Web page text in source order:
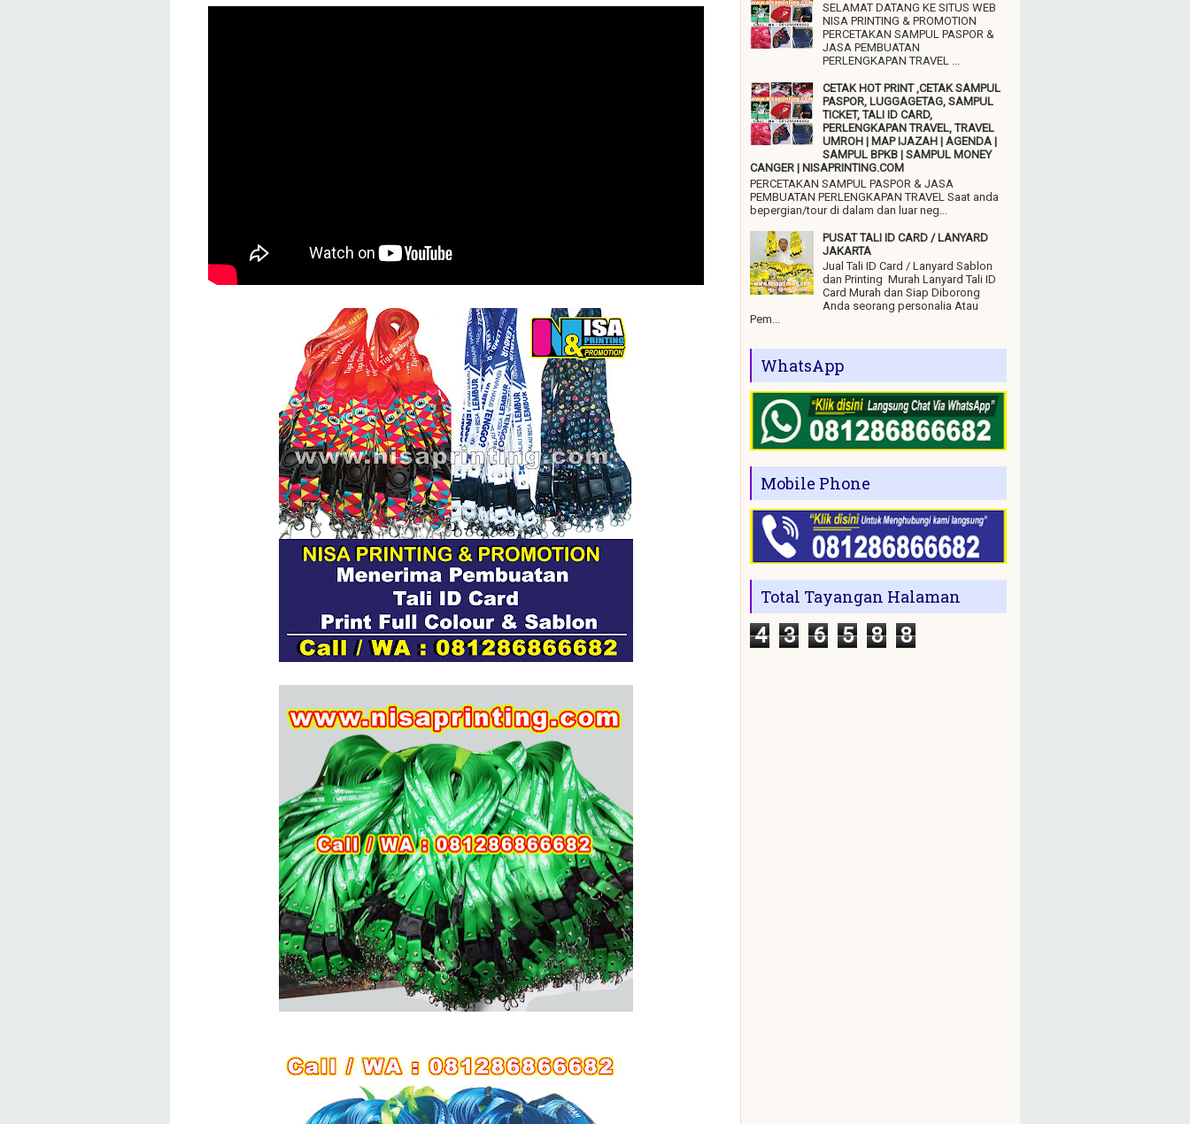
SELAMAT DATANG KE SITUS WEB
NISA PRINTING & PROMOTION
PERCETAKAN SAMPUL PASPOR &
JASA PEMBUATAN
PERLENGKAPAN TRAVEL ...
CETAK HOT PRINT ,CETAK SAMPUL
PASPOR, LUGGAGETAG, SAMPUL
TICKET, TALI ID CARD,
PERLENGKAPAN TRAVEL, TRAVEL
UMROH | MAP IJAZAH | AGENDA |
SAMPUL BPKB | SAMPUL MONEY
CANGER | NISAPRINTING.COM
PERCETAKAN SAMPUL PASPOR & JASA
PEMBUATAN PERLENGKAPAN TRAVEL Saat anda
bepergian/tour di dalam dan luar neg...
PUSAT TALI ID CARD / LANYARD
JAKARTA
Jual Tali ID Card / Lanyard Sablon
dan Printing Murah Lanyard Tali ID
Card Murah dan Siap Diborong
Anda seorang personalia Atau
Pem...
WhatsApp
Mobile Phone
Total Tayangan Halaman
4 3 6 5 8 8